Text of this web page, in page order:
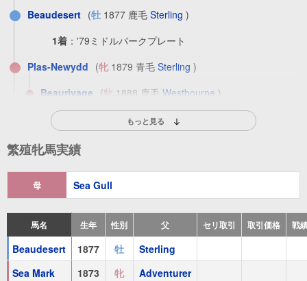
Beaudesert (牡 1877 鹿毛 Sterling )
1着 ： '79ミドルパークプレート
Plas-Newydd (牝1879 青毛 Sterling )
Beaurivage (牝 1888 鹿毛 Westbourne )
Xema
1880 黒鹿毛Ben Battle)
Xalapa (
Kittiwake (牝1883 鹿毛Sterling)
Vitez (牡1891 栗毛Melton)
Sea King
牡1885 黒鹿毛 Sterling
祖母 Wild Cherry (牝1853 青毛Surplice)
もっと見る
繁殖牝馬実績
母 Sea Gull
馬名 生年 性別 父 セリ取引 取引価格 戦
Beaudesert 1877 牡
Sterling
Sea Mark
1873 牝
Adventurer